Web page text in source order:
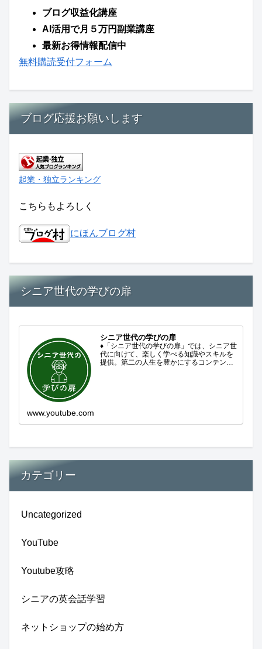
ブログ収益化講座
AI活用で月５万円副業講座
最新お得情報配信中
無料購読受付フォーム
ブログ応援お願いします
起業・独立ランキング
こちらもよろしく
にほんブログ村
シニア世代の学びの扉
シニア世代の学びの扉
♦「シニア世代の学びの扉」では、シニア世
代に向けて、楽しく学べる知識やスキルを
提供。第二の人生を豊かにするコンテンツ
www.youtube.com
カテゴリー
Uncategorized
YouTube
Youtube攻略
シニアの英会話学習
ネットショップの始め方